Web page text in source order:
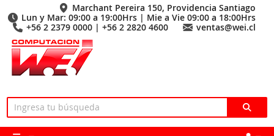
Marchant Pereira 150, Providencia Santiago
Lun y Mar: 09:00 a 19:00Hrs | Mie a Vie 09:00 a 18:00Hrs
+56 2 2379 0000 | +56 2 2820 4600
ventas@wei.cl